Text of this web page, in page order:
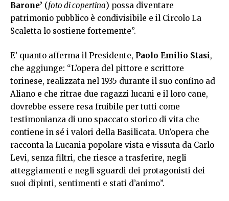
Barone’ (foto di copertina) possa diventare
patrimonio pubblico è condivisibile e il Circolo La
Scaletta lo sostiene fortemente”.
E’ quanto afferma il Presidente, Paolo Emilio Stasi,
che aggiunge: “L’opera del pittore e scrittore
torinese, realizzata nel 1935 durante il suo confino ad
Aliano e che ritrae due ragazzi lucani e il loro cane,
dovrebbe essere resa fruibile per tutti come
testimonianza di uno spaccato storico di vita che
contiene in sé i valori della Basilicata. Un’opera che
racconta la Lucania popolare vista e vissuta da Carlo
Levi, senza filtri, che riesce a trasferire, negli
atteggiamenti e negli sguardi dei protagonisti dei
suoi dipinti, sentimenti e stati d’animo”.